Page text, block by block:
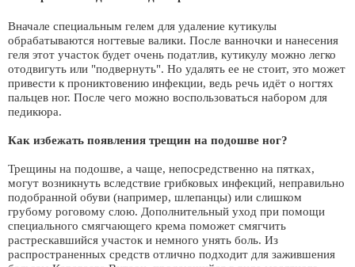
Вначале специальным гелем для удаление кутикулы
обрабатываются ногтевые валики. После ванночки и нанесения
геля этот участок будет очень податлив, кутикулу можно легко
отодвигуть или "подвернуть". Но удалять ее не стоит, это может
привести к прониктовению инфекции, ведь речь идёт о ногтях
пальцев ног. После чего можно воспользоваться набором для
педикюра.
Как избежать появления трещин на подошве ног?
Трещины на подошве, а чаще, непосредственно на пятках,
могут возникнуть вследствие грибковых инфекций, неправильно
подобранной обуви (например, шлепанцы) или слишком
грубому роговому слою. Дополнительный уход при помощи
специального смягчающего крема поможет смягчить
растрескавшийся участок и немного унять боль. Из
распространенных средств отлично подходит для зажившения